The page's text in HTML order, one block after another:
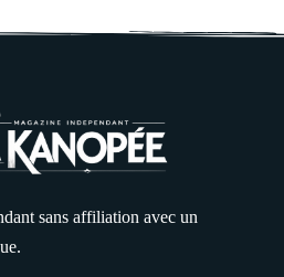
sans affiliation avec un